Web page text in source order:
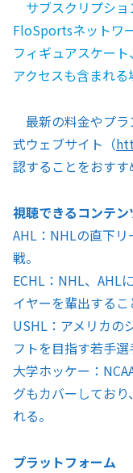
サブスクリプショ
FloSportsネットワ
フィギュアスケー
アクセスも含まれる
最新の料金やプ
式ウェブサイト（
認することをおすす
視聴できるコンテン
AHL：NHLの直下
戦。
ECHL：NHL、AHL
イヤーを輩出するこ
USHL：アメリカの
フトを目指す若手選
大学ホッケー：
グもカバーしてお
れる。
プラットフォーム